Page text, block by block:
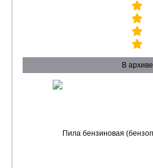
В архиве